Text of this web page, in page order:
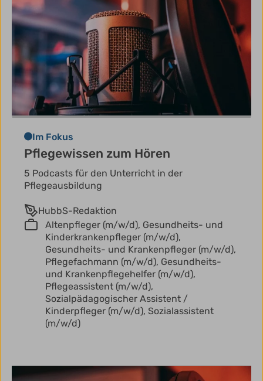
Im Fokus
Pflegewissen zum Hören
5 Podcasts für den Unterricht in der
Pflegeausbildung
HubbS-Redaktion
Altenpfleger (m/w/d), Gesundheits- und
Kinderkrankenpfleger (m/w/d),
Gesundheits- und Krankenpfleger (m/w/d),
Pflegefachmann (m/w/d), Gesundheits-
und Krankenpflegehelfer (m/w/d),
Pflegeassistent (m/w/d),
Sozialpädagogischer Assistent /
Kinderpfleger (m/w/d), Sozialassistent
(m/w/d)